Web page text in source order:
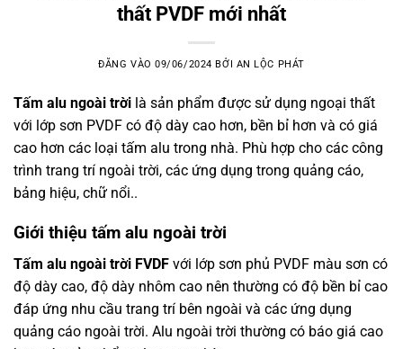
thất PVDF mới nhất
ĐĂNG VÀO09/06/2024 BỞI AN LỘC PHÁT
Tấm alu ngoài trời là sản phẩm được sử dụng ngoại thất
với lớp sơn PVDF có độ dày cao hơn, bền bỉ hơn và có giá
cao hơn các loại tấm alu trong nhà. Phù hợp cho các công
trình trang trí ngoài trời, các ứng dụng trong quảng cáo,
bảng hiệu, chữ nổi..
Giới thiệu tấm alu ngoài trời
Tấm alu ngoài trời FVDF với lớp sơn phủ PVDF màu sơn có
độ dày cao, độ dày nhôm cao nên thường có độ bền bỉ cao
đáp ứng nhu cầu trang trí bên ngoài và các ứng dụng
quảng cáo ngoài trời. Alu ngoài trời thường có báo giá cao